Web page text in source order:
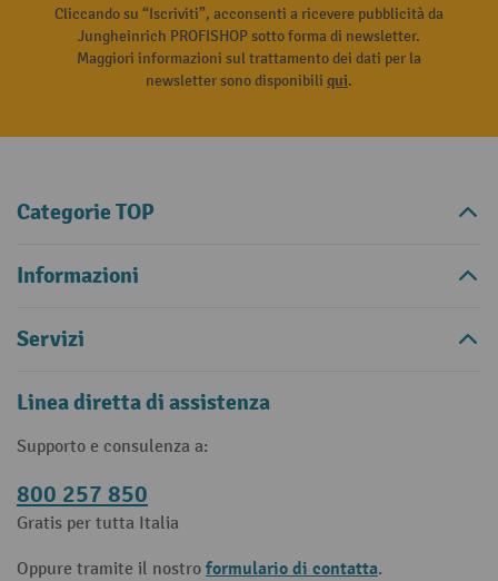
Cliccando su “Iscriviti”, acconsenti a ricevere pubblicità da
Jungheinrich PROFISHOP sotto forma di newsletter.
Maggiori informazioni sul trattamento dei dati per la
newsletter sono disponibili qui.
Categorie TOP
Informazioni
Servizi
Linea diretta di assistenza
Supporto e consulenza a:
800 257 850
Gratis per tutta Italia
Oppure tramite il nostro formulario di contatta.